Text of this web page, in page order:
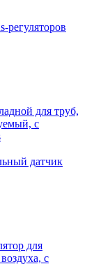
для труб,
с
датчик
для
с